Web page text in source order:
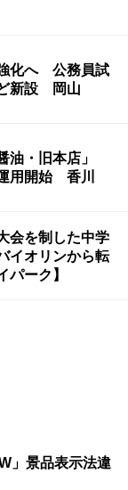
化へ 公務員試
新設 岡山
油・旧本店」
用開始 香川
会を制した中学
イオリンから転
ーク】
」景品表示法違